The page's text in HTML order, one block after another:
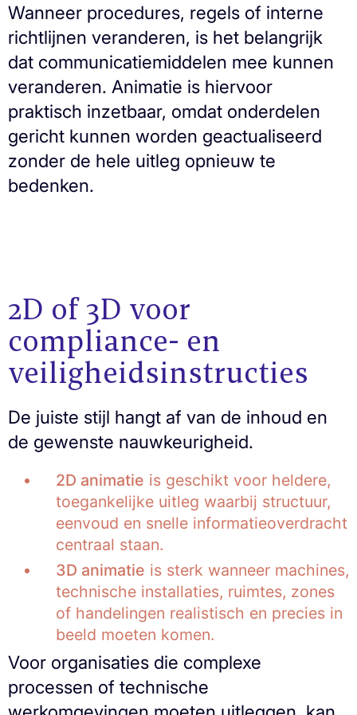
Wanneer procedures, regels of interne
richtlijnen veranderen, is het belangrijk
dat communicatiemiddelen mee kunnen
veranderen. Animatie is hiervoor
praktisch inzetbaar, omdat onderdelen
gericht kunnen worden geactualiseerd
zonder de hele uitleg opnieuw te
bedenken.
2D of 3D voor
compliance- en
veiligheidsinstructies
De juiste stijl hangt af van de inhoud en
de gewenste nauwkeurigheid.
2D animatie is geschikt voor heldere,
toegankelijke uitleg waarbij structuur,
eenvoud en snelle informatieoverdracht
centraal staan.
3D animatie is sterk wanneer machines,
technische installaties, ruimtes, zones
of handelingen realistisch en precies in
beeld moeten komen.
Voor organisaties die complexe
processen of technische